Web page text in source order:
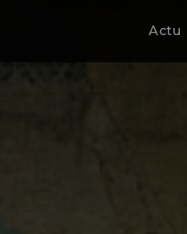
Actu